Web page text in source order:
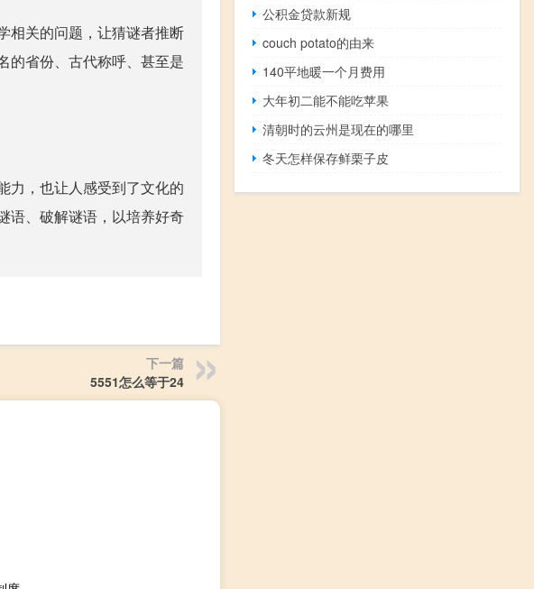
相关的问题，让猜谜者推断
的省份、古代称呼、甚至是
力，也让人感受到了文化的
语、破解谜语，以培养好奇
下一篇
5551怎么等于24
公积金贷款新规
couch potato的由来
140平地暖一个月费用
大年初二能不能吃苹果
清朝时的云州是现在的哪里
冬天怎样保存鲜栗子皮